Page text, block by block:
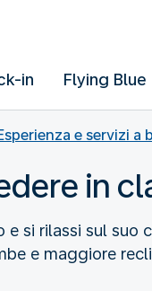
in Flying Blue
e servizi a
in
e si rilassi sul suo
e maggiore